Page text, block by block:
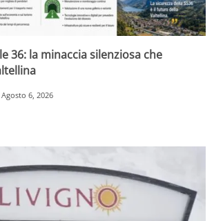
36: la minaccia silenziosa che
Agosto 6, 2026